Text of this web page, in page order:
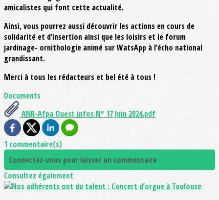
amicalistes qui font cette actualité.
Ainsi, vous pourrez aussi découvrir les actions en cours de
solidarité et d’insertion ainsi que les loisirs et le forum
jardinage- ornithologie animé sur WatsApp à l’écho national
grandissant.
Merci à tous les rédacteurs et bel été à tous !
Documents
ANR-Afpa Ouest infos N° 17 Juin 2024.pdf
1 commentaire(s)
Connectez-vous pour laisser un commentaire
Consultez également